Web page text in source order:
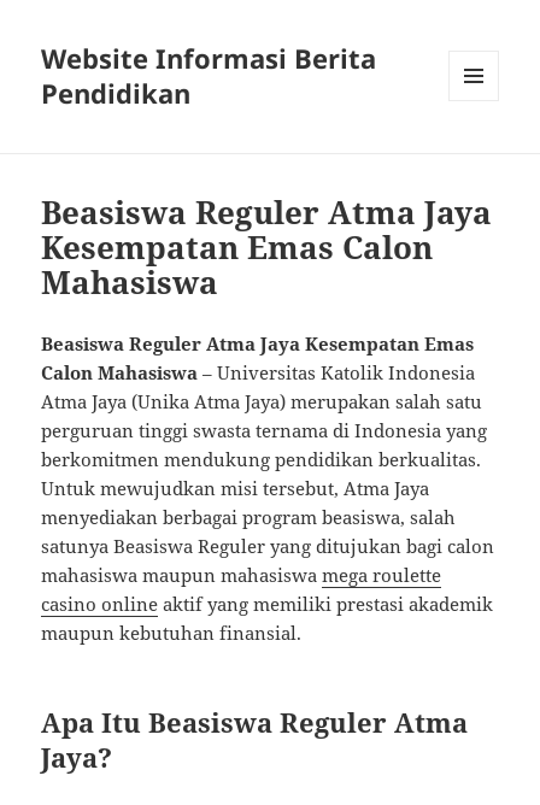
Website Informasi Berita
Pendidikan
Beasiswa Reguler Atma Jaya
Kesempatan Emas Calon
Mahasiswa
Beasiswa Reguler Atma Jaya Kesempatan Emas
Calon Mahasiswa – Universitas Katolik Indonesia
Atma Jaya (Unika Atma Jaya) merupakan salah satu
perguruan tinggi swasta ternama di Indonesia yang
berkomitmen mendukung pendidikan berkualitas.
Untuk mewujudkan misi tersebut, Atma Jaya
menyediakan berbagai program beasiswa, salah
satunya Beasiswa Reguler yang ditujukan bagi calon
mahasiswa maupun mahasiswamega roulette
casino online aktif yang memiliki prestasi akademik
maupun kebutuhan finansial.
Apa Itu Beasiswa Reguler Atma
Jaya?